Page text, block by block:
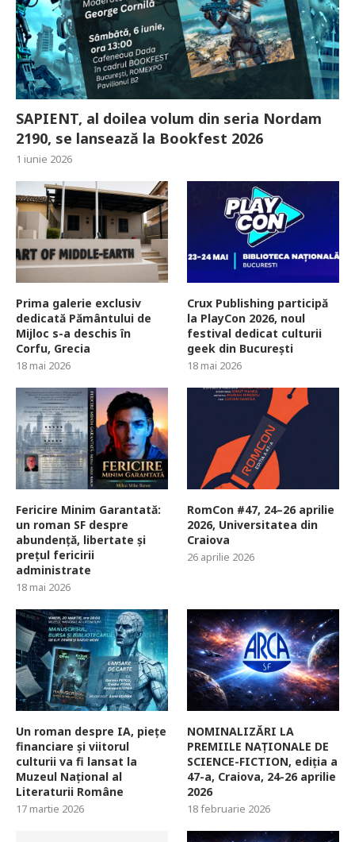
SAPIENT, al doilea volum din seria Nordam
2190, se lansează la Bookfest 2026
1 iunie 2026
Prima galerie exclusiv
dedicată Pământului de
Mijloc s-a deschis în
Corfu, Grecia
18 mai 2026
Crux Publishing participă
la PlayCon 2026, noul
festival dedicat culturii
geek din București
18 mai 2026
Fericire Minim Garantată:
un roman SF despre
abundență, libertate și
prețul fericirii
administrate
18 mai 2026
RomCon #47, 24–26 aprilie
2026, Universitatea din
Craiova
26 aprilie 2026
Un roman despre IA, piețe
financiare și viitorul
culturii va fi lansat la
Muzeul Național al
Literaturii Române
17 martie 2026
NOMINALIZĂRI LA
PREMIILE NAȚIONALE DE
SCIENCE-FICTION, ediția a
47-a, Craiova, 24-26 aprilie
2026
18 februarie 2026